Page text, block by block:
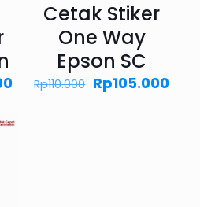
Harga
saat
adalah:
Cetak Stiker
One Way
Epson SC
Rp110.000 Harga
aslinya
Rp105.000